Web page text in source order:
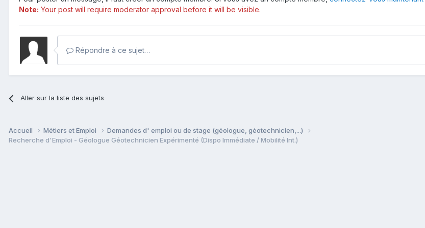
Note: Your post will require moderator approval before it will be visible.
Répondre à ce sujet…
Aller sur la liste des sujets
Accueil Métiers et Emploi
Demandes d' emploi ou de stage (géologue, géotechnicien,...)
Recherche d'Emploi - Géologue Géotechnicien Expérimenté (Dispo Immédiate / Mobilité Int.)